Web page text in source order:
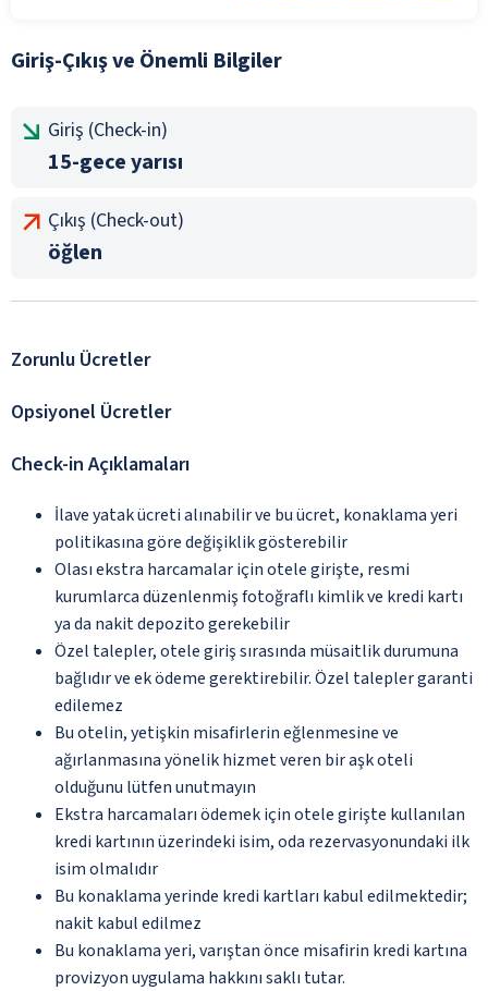
Giriş-Çıkış ve Önemli Bilgiler
Giriş (Check-in)
15-gece yarısı
Çıkış (Check-out)
öğlen
Zorunlu Ücretler
Opsiyonel Ücretler
Check-in Açıklamaları
İlave yatak ücreti alınabilir ve bu ücret, konaklama yeri
politikasına göre değişiklik gösterebilir
Olası ekstra harcamalar için otele girişte, resmi
kurumlarca düzenlenmiş fotoğraflı kimlik ve kredi kartı
ya da nakit depozito gerekebilir
Özel talepler, otele giriş sırasında müsaitlik durumuna
bağlıdır ve ek ödeme gerektirebilir. Özel talepler garanti
edilemez
Bu otelin, yetişkin misafirlerin eğlenmesine ve
ağırlanmasına yönelik hizmet veren bir aşk oteli
olduğunu lütfen unutmayın
Ekstra harcamaları ödemek için otele girişte kullanılan
kredi kartının üzerindeki isim, oda rezervasyonundaki ilk
isim olmalıdır
Bu konaklama yerinde kredi kartları kabul edilmektedir;
nakit kabul edilmez
Bu konaklama yeri, varıştan önce misafirin kredi kartına
provizyon uygulama hakkını saklı tutar.